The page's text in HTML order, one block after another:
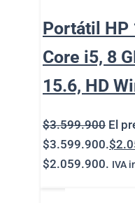
Portátil HP
Core i5, 8
15.6, HD
$3.599.900 El
$3.599.900.$
$2.059.900. IVA